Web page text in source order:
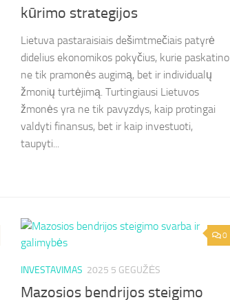
kūrimo strategijos
Lietuva pastaraisiais dešimtmečiais patyrė
didelius ekonomikos pokyčius, kurie paskatino
ne tik pramonės augimą, bet ir individualų
žmonių turtėjimą. Turtingiausi Lietuvos
žmonės yra ne tik pavyzdys, kaip protingai
valdyti finansus, bet ir kaip investuoti,
taupyti...
0
INVESTAVIMAS 2025 5 GEGUŽĖS
Mazosios bendrijos steigimo